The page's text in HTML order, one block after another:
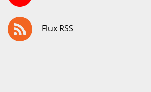
Flux RSS